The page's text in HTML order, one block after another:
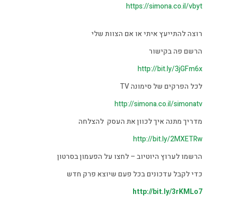
https://simona.co.il/vbyt
רוצה להתייעץ איתי או אם הצוות שלי
הרשם פה בקישור
http://bit.ly/3jGFm6x
לכל הפרקים של סימונה TV
http://simona.co.il/simonatv
מדריך מתנה איך לכוון את העסק להצלחה
http://bit.ly/2MXETRw
הרשמו לערוץ היוטיוב – לחצו על הפעמון בסרטון
כדי לקבל עדכונים בכל פעם שיוצא פרק חדש
http://bit.ly/3rKMLo7